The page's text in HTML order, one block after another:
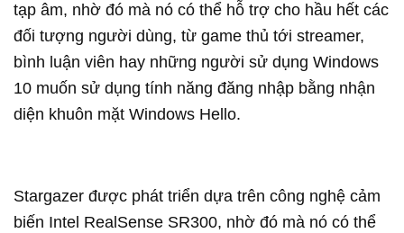
tạp âm, nhờ đó mà nó có thể hỗ trợ cho hầu hết các
đối tượng người dùng, từ game thủ tới streamer,
bình luận viên hay những người sử dụng Windows
10 muốn sử dụng tính năng đăng nhập bằng nhận
diện khuôn mặt Windows Hello.
Stargazer được phát triển dựa trên công nghệ cảm
biến Intel RealSense SR300, nhờ đó mà nó có thể